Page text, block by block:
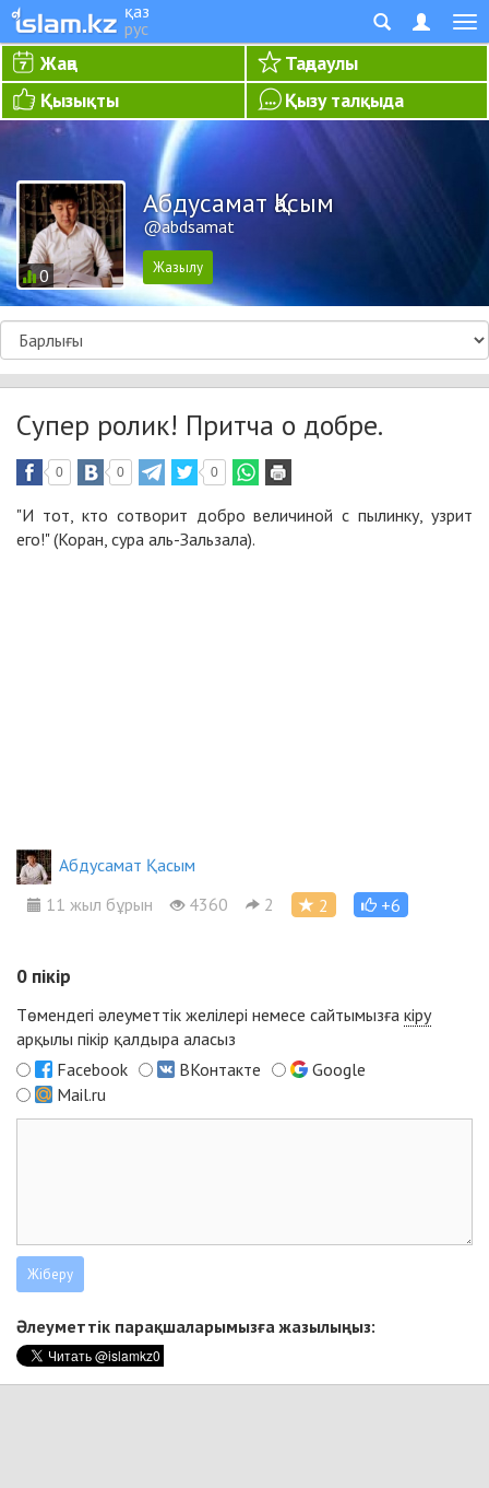
қаз
рус
Жаңа
Таңдаулы
Қызықты
Қызу талқыда
0
Абдусамат Қасым
@abdsamat
Супер ролик! Притча о добре.
0 0 0
"И тот, кто сотворит добро величиной с пылинку, узрит
его!" (Коран, сура аль-Зальзала).
Абдусамат Қасым
11 жыл бұрын
4360 2 2 +6
0 пікір
Төмендегі әлеуметтік желілері немесе сайтымызға кіру
арқылы пікір қалдыра аласыз
Facebook
ВКонтакте
Google
Mail.ru
Әлеуметтік парақшаларымызға жазылыңыз: